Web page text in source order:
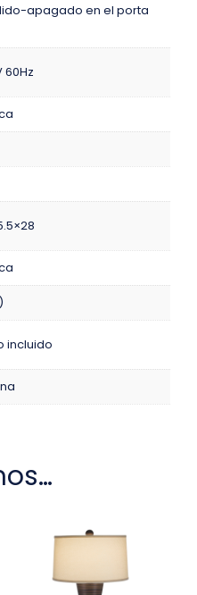
apagado en el porta
60Hz
incluido